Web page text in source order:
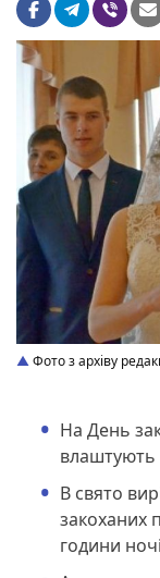
Фото з архіву
На День
влаштують
В свято
закоханих
години